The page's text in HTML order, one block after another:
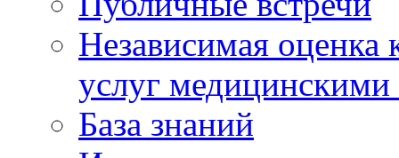
Независимая оценка
услуг
База знаний